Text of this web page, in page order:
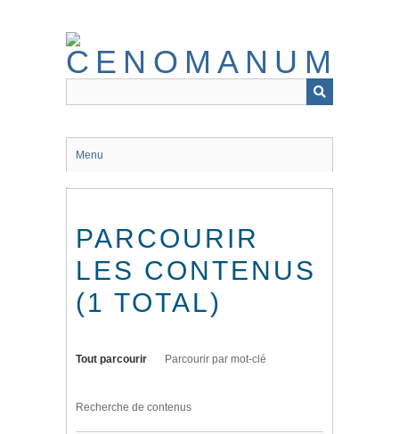
Menu
PARCOURIR
LES CONTENUS
(1 TOTAL)
Tout parcourir Parcourir par mot-clé
Recherche de contenus